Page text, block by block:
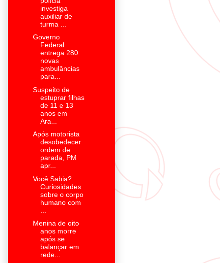
investiga
auxiliar de
turma ...
Governo
Federal
entrega 280
novas
ambulâncias
para...
Suspeito de
estuprar filhas
de 11 e 13
anos em
Ara...
Após motorista
desobedecer
ordem de
parada, PM
apr...
Você Sabia?
Curiosidades
sobre o corpo
humano com
Menina de oito
anos morre
após se
balançar em
rede...